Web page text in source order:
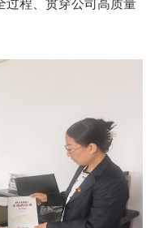
过程、贯穿公司高质量